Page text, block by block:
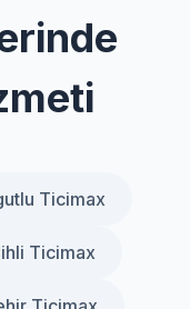
Ticimax
Ticimax